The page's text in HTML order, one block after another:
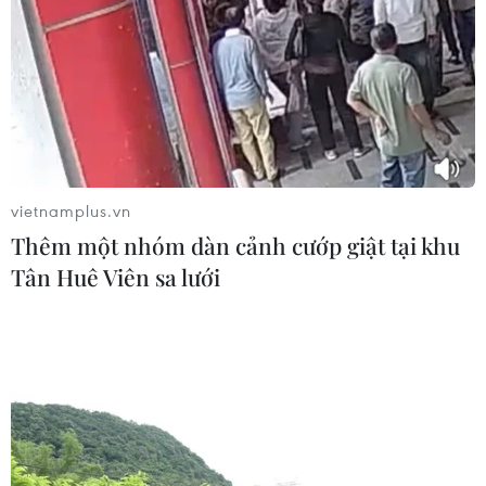
thanh toán chi phí khám chữa bệnh y
học gia đình
03/08/2026 07:04
Siết giám định, kiểm soát chặt chi
phí khám chữa bệnh bảo hiểm y tế
02/08/2026 10:10
02/08/2026 05:58
Giao chỉ tiêu bao phủ bảo hiểm y tế
vietnamplus.vn
Thêm một nhóm dàn cảnh cướp giật tại khu
Tân Huê Viên sa lưới